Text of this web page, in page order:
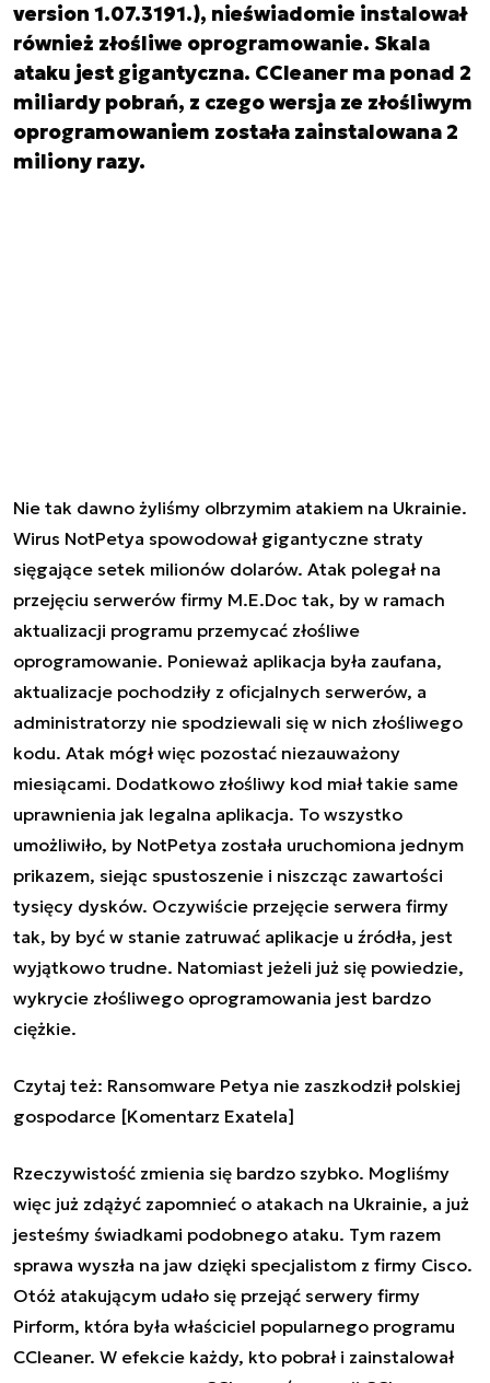
version 1.07.3191.), nieświadomie instalował
również złośliwe oprogramowanie. Skala
ataku jest gigantyczna. CCleaner ma ponad 2
miliardy pobrań, z czego wersja ze złośliwym
oprogramowaniem została zainstalowana 2
miliony razy.
Nie tak dawno żyliśmy olbrzymim atakiem na Ukrainie.
Wirus NotPetya spowodował gigantyczne straty
sięgające setek milionów dolarów. Atak polegał na
przejęciu serwerów firmy M.E.Doc tak, by w ramach
aktualizacji programu przemycać złośliwe
oprogramowanie. Ponieważ aplikacja była zaufana,
aktualizacje pochodziły z oficjalnych serwerów, a
administratorzy nie spodziewali się w nich złośliwego
kodu. Atak mógł więc pozostać niezauważony
miesiącami. Dodatkowo złośliwy kod miał takie same
uprawnienia jak legalna aplikacja. To wszystko
umożliwiło, by NotPetya została uruchomiona jednym
prikazem, siejąc spustoszenie i niszcząc zawartości
tysięcy dysków. Oczywiście przejęcie serwera firmy
tak, by być w stanie zatruwać aplikacje u źródła, jest
wyjątkowo trudne. Natomiast jeżeli już się powiedzie,
wykrycie złośliwego oprogramowania jest bardzo
ciężkie.
Czytaj też: Ransomware Petya nie zaszkodził polskiej
gospodarce [Komentarz Exatela]
Rzeczywistość zmienia się bardzo szybko. Mogliśmy
więc już zdążyć zapomnieć o atakach na Ukrainie, a już
jesteśmy świadkami podobnego ataku. Tym razem
sprawa wyszła na jaw dzięki specjalistom z firmy Cisco.
Otóż atakującym udało się przejąć serwery firmy
Pirform, która była właściciel popularnego programu
CCleaner. W efekcie każdy, kto pobrał i zainstalował